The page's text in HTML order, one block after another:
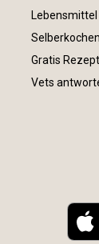
Selberkochen
Gratis
Vets